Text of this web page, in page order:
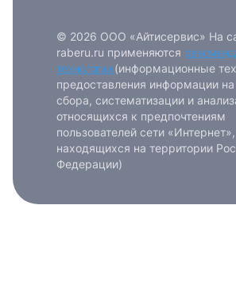
© 2026 ООО «Айтисервис» На
raberu.ru применяются
технологии (информационные
предоставления информации
сбора, систематизации и
относящихся к предпочтениям
пользователей сети «Интернет»,
находящихся на территории
Федерации)